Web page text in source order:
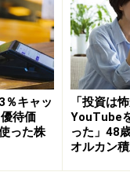
ってよかった旅先
の青森県・青荷（
行にもかかわらず印
かにも『昔ながら
気や蛍光灯はなし
理も素朴でおいしい
％キャッ
待価
った株
「投資は
YouTube
った」48
オルカン